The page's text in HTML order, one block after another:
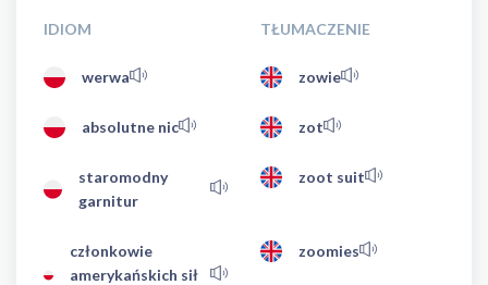
IDIOM TŁUMACZENIE
werwa zowie
absolutne nic zot
staromodny
garnitur
zoot suit
członkowie
amerykańskich sił
zoomies